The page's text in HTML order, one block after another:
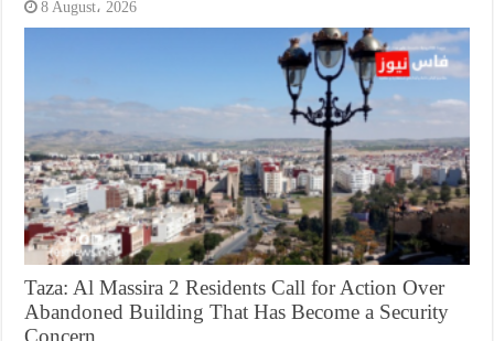
8 August، 2026
Taza: Al Massira 2 Residents Call for Action Over
Abandoned Building That Has Become a Security
Concern